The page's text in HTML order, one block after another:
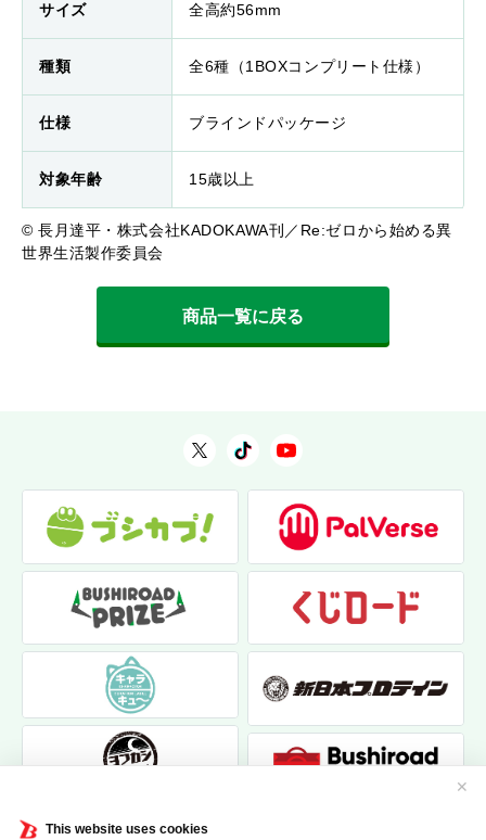
This website uses cookies
✕
サイズ 全高約56mm
種類 全6種（1BOXコンプリート仕様）
仕様 ブラインドパッケージ
対象年齢 15歳以上
© 長月達平・株式会社KADOKAWA刊／Re:ゼロから始める異
世界生活製作委員会
商品一覧に戻る